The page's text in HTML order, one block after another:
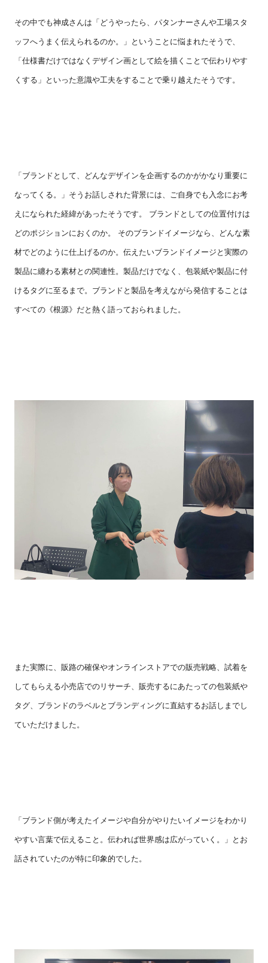
その中でも神成さんは「どうやったら、パタンナーさんや工場スタ
ッフへうまく伝えられるのか。」ということに悩まれたそうで、
「仕様書だけではなくデザイン画として絵を描くことで伝わりやす
くする」といった意識や工夫をすることで乗り越えたそうです。
「ブランドとして、どんなデザインを企画するのかがかなり重要に
なってくる。」そうお話しされた背景には、ご自身でも入念にお考
えになられた経緯があったそうです。 ブランドとしての位置付けは
どのポジションにおくのか。 そのブランドイメージなら、どんな素
材でどのように仕上げるのか。伝えたいブランドイメージと実際の
製品に纏わる素材との関連性。製品だけでなく、包装紙や製品に付
けるタグに至るまで。ブランドと製品を考えながら発信することは
すべての《根源》だと熱く語っておられました。
また実際に、販路の確保やオンラインストアでの販売戦略、試着を
してもらえる小売店でのリサーチ、販売するにあたっての包装紙や
タグ、ブランドのラベルとブランディングに直結するお話しまでし
ていただけました。
「ブランド側が考えたイメージや自分がやりたいイメージをわかり
やすい言葉で伝えること。伝われば世界感は広がっていく。」とお
話されていたのが特に印象的でした。